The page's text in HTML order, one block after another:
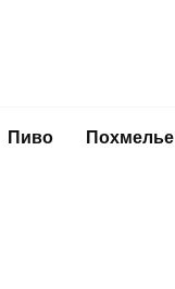
Пиво Похмелье